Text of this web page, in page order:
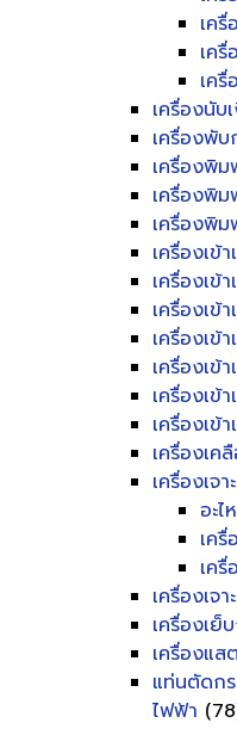
เค
เค
เค
เครื่องนับ
เครื่องพั
เครื่องพิ
เครื่องพิ
เครื่องพิ
เครื่องเข้
เครื่องเข้
เครื่องเข้
เครื่องเข้
เครื่องเข้
เครื่องเข้
เครื่องเข้
เครื่องเค
เครื่องเจ
อะไ
เครื่
เค
เครื่องเจ
เครื่องเย็
เครื่องแส
แท่นตัดก
ไฟฟ้า